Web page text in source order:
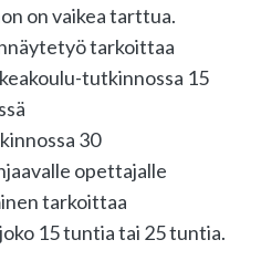
on vaikea tarttua.
tarkoittaa
tutkinnossa 15
30
opettajalle
tarkoittaa
15 tuntia tai 25 tuntia.